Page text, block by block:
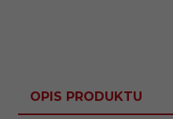
OPIS PRODUKTU